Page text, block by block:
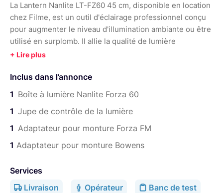
La Lantern Nanlite LT-FZ60 45 cm, disponible en location
chez Filme, est un outil d'éclairage professionnel conçu
pour augmenter le niveau d'illumination ambiante ou être
utilisé en surplomb. Il allie la qualité de lumière
omnidirectionnelle des "China Balls" traditionnelles à la
Besoin d'un accessoire spécifique?
Chez Filme, tous nos objectifs, filtres, packs caméras et
accessoires sont consultables dans notre
Inclus dans l’annonce
1 Boîte à lumière Nanlite Forza 60
1 Jupe de contrôle de la lumière
1 Adaptateur pour monture Forza FM
1 Adaptateur pour monture Bowens
Services
Livraison
Opérateur Banc de test